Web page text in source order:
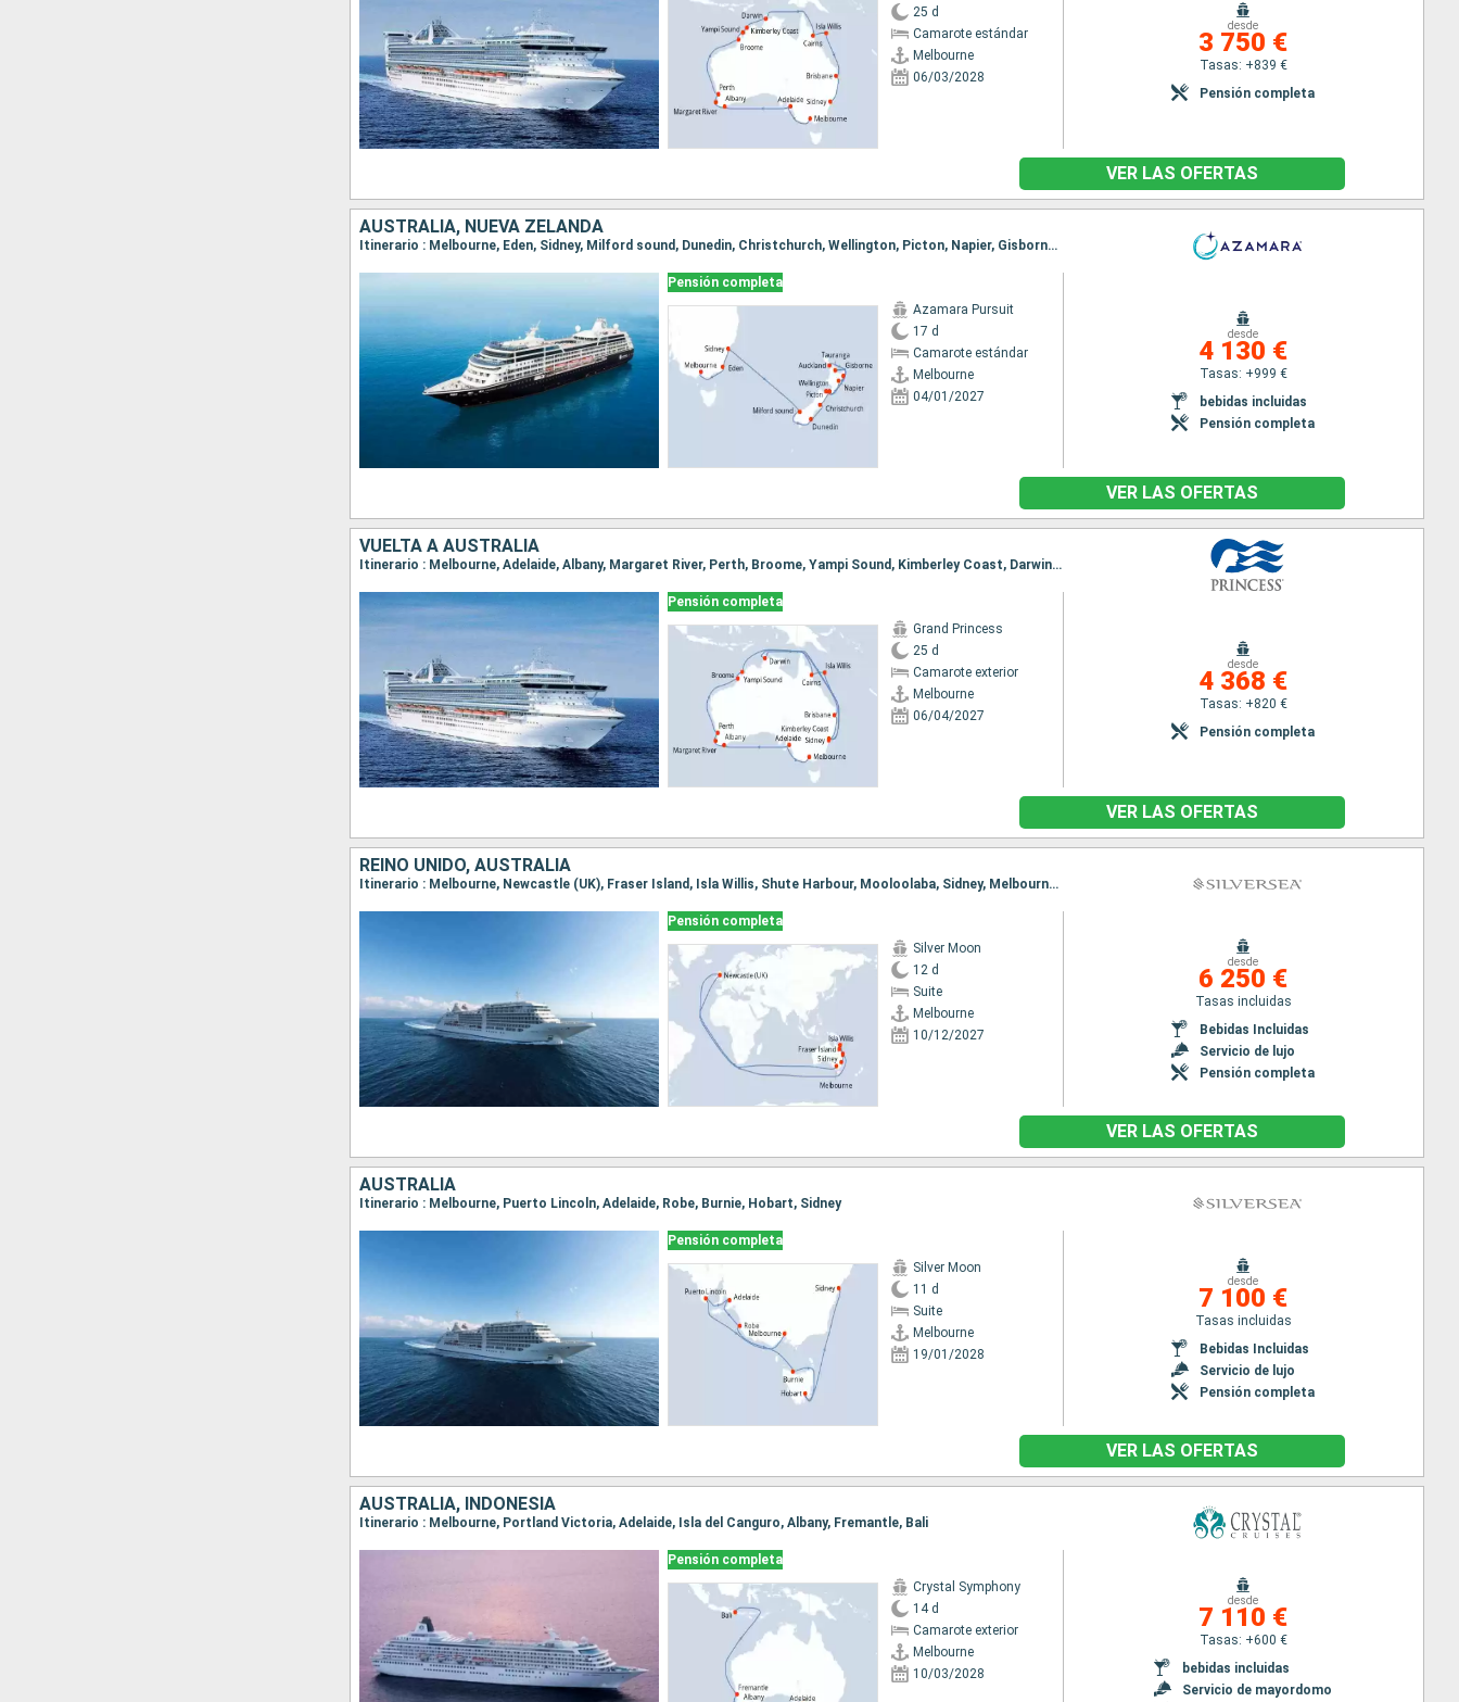
25 d
Camarote estándar
Melbourne
06/03/2028
desde
3 750 €
Tasas: +839 €
Pensión completa
VER LAS OFERTAS
AUSTRALIA, NUEVA ZELANDA
Itinerario : Melbourne, Eden, Sidney, Milford sound, Dunedin, Christchurch, Wellington, Picton, Napier, Gisborne, Tauranga, Bahía de Islandia, Auckland
Pensión completa
Azamara Pursuit
17 d
Camarote estándar
Melbourne
04/01/2027
desde
4 130 €
Tasas: +999 €
bebidas incluidas
Pensión completa
VER LAS OFERTAS
VUELTA A AUSTRALIA
Itinerario : Melbourne, Adelaide, Albany, Margaret River, Perth, Broome, Yampi Sound, Kimberley Coast, Darwin, Cairns, Isla Willis, Brisbane, Sidney
Pensión completa
Grand Princess
25 d
Camarote exterior
Melbourne
06/04/2027
desde
4 368 €
Tasas: +820 €
Pensión completa
VER LAS OFERTAS
REINO UNIDO, AUSTRALIA
Itinerario : Melbourne, Newcastle (UK), Fraser Island, Isla Willis, Shute Harbour, Mooloolaba, Sidney, Melbourne, Newcastle (UK), Fraser Island, Isla Willis, Shute Harbour, Mooloolaba, Sidney
Pensión completa
Silver Moon
12 d
Suite
Melbourne
10/12/2027
desde
6 250 €
Tasas incluidas
Bebidas Incluidas
Servicio de lujo
Pensión completa
VER LAS OFERTAS
AUSTRALIA
Itinerario : Melbourne, Puerto Lincoln, Adelaide, Robe, Burnie, Hobart, Sidney
Pensión completa
Silver Moon
11 d
Suite
Melbourne
19/01/2028
desde
7 100 €
Tasas incluidas
Bebidas Incluidas
Servicio de lujo
Pensión completa
VER LAS OFERTAS
AUSTRALIA, INDONESIA
Itinerario : Melbourne, Portland Victoria, Adelaide, Isla del Canguro, Albany, Fremantle, Bali
Pensión completa
Crystal Symphony
14 d
Camarote exterior
Melbourne
10/03/2028
desde
7 110 €
Tasas: +600 €
bebidas incluidas
Servicio de mayordomo